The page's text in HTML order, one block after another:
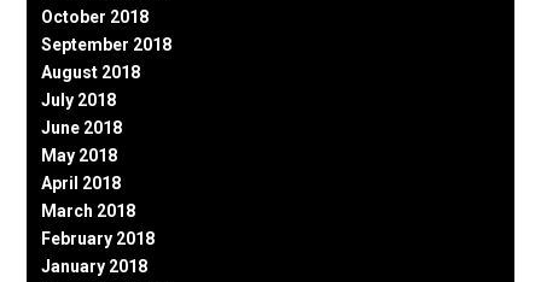
October 2018
September 2018
August 2018
July 2018
June 2018
May 2018
April 2018
March 2018
February 2018
January 2018